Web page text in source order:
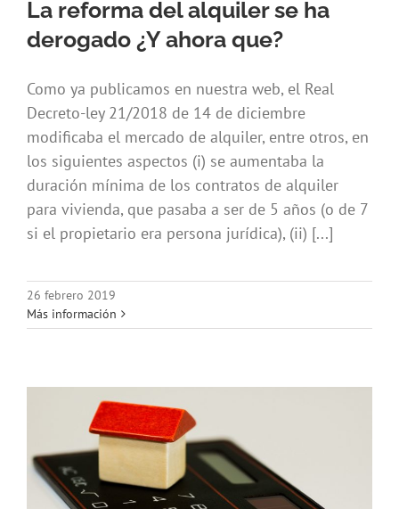
La reforma del alquiler se ha
derogado ¿Y ahora que?
Como ya publicamos en nuestra web, el Real
Decreto-ley 21/2018 de 14 de diciembre
modificaba el mercado de alquiler, entre otros, en
los siguientes aspectos (i) se aumentaba la
duración mínima de los contratos de alquiler
para vivienda, que pasaba a ser de 5 años (o de 7
si el propietario era persona jurídica), (ii) [...]
26 febrero 2019
Más información